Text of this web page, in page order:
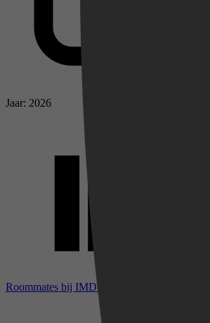
Jaar: 2026
Roommates bij IMDb